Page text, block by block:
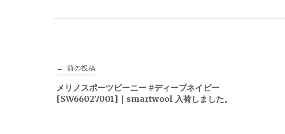
稿
ナ
← 前の投稿
メリノスポーツビーニー #ディープネイビー
[SW66027001]｜smartwool 入荷しました。